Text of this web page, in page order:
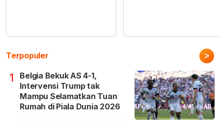
Terpopuler >
1
Belgia Bekuk AS 4-1,
Intervensi Trump tak
Mampu Selamatkan Tuan
Rumah di Piala Dunia 2026